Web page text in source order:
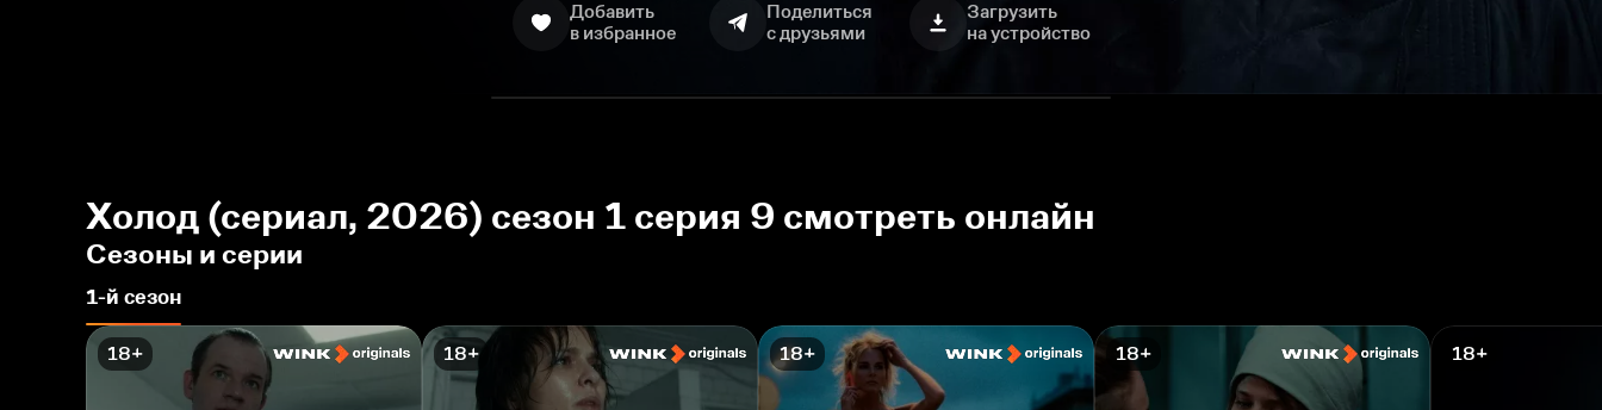
Добавить
в избранное
Поделиться
с друзьями
Загрузить
на устройство
Холод (сериал, 2026) сезон 1 серия 9 смотреть онлайн
Сезоны и серии
1-й сезон
18+ 18+ 18+ 18+ 18+